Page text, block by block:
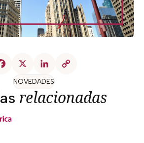
NOVEDADES
relacionadas